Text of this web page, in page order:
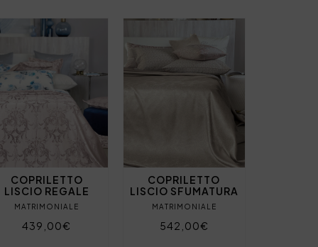
COPRILETTO
LISCIO REGALE
MATRIMONIALE
439,00€
COPRILETTO
LISCIO SFUMATURA
MATRIMONIALE
542,00€